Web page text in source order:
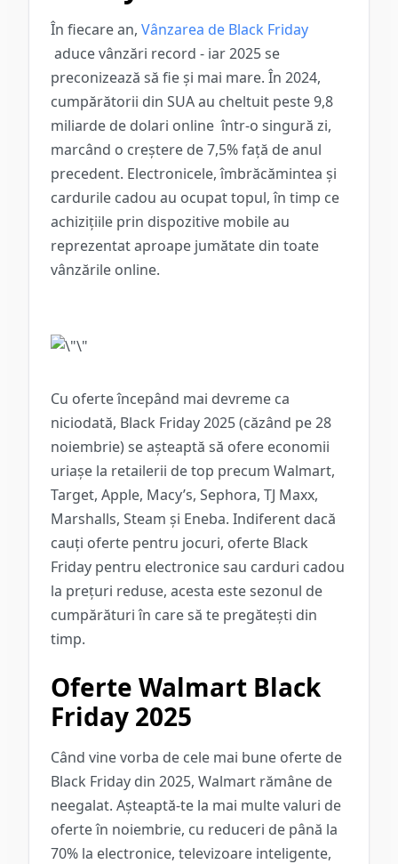
În fiecare an, Vânzarea de Black Friday
aduce vânzări record - iar 2025 se
preconizează să fie și mai mare. În 2024,
cumpărătorii din SUA au cheltuit peste 9,8
miliarde de dolari online într-o singură zi,
marcând o creștere de 7,5% față de anul
precedent. Electronicele, îmbrăcămintea și
cardurile cadou au ocupat topul, în timp ce
achizițiile prin dispozitive mobile au
reprezentat aproape jumătate din toate
vânzările online.
Cu oferte începând mai devreme ca
niciodată, Black Friday 2025(căzând pe28
noiembrie) se așteaptă să ofere economii
uriașe la retailerii de top precum Walmart,
Target, Apple, Macy’s, Sephora, TJ Maxx,
Marshalls, Steam și Eneba. Indiferent dacă
cauți oferte pentru jocuri, oferte Black
Friday pentru electronice sau carduri cadou
la prețuri reduse, acesta este sezonul de
cumpărături în care să te pregătești din
timp.
Oferte Walmart Black
Friday 2025
Când vine vorba de cele mai bune oferte de
Black Friday din 2025, Walmart rămâne de
neegalat. Așteaptă-te la mai multe valuri de
oferte în noiembrie, cu reduceri de până la
70% la electronice, televizoare inteligente,